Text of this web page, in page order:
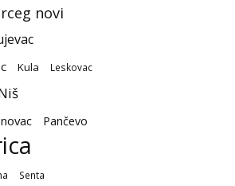
novi
Kula Leskovac
Pančevo
Senta